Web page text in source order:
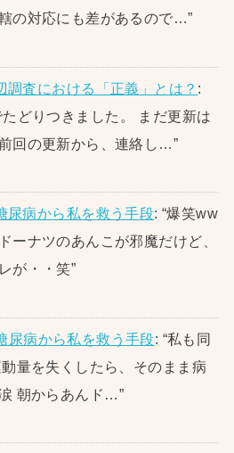
の対応にも差があるので…”
調査における「正義」とは？ :
どりつきました。 まだ更新は
回の更新から、連絡し…”
尿病から私を救う手段: “爆笑ww
ーナツのあんこが邪魔だけど、
が・・笑”
尿病から私を救う手段: “私も同
量を失くしたら、そのまま病
朝からあんド…”